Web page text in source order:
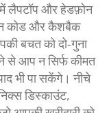
लैपटॉप और हेडफ़ोन
कोड और कैशबैक
बचत को दो‑गुना
से आप न सिर्फ कीमत
भी पा सकेंगे। नीचे
डिस्काउंट,